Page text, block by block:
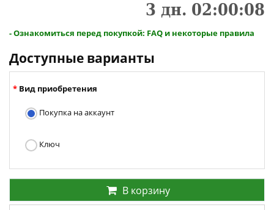
3 дн. 02:00:08
- Ознакомиться перед покупкой: FAQ и некоторые правила
Доступные варианты
Вид приобретения
Покупка на аккаунт
Ключ
В корзину